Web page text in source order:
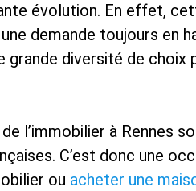
évolution. En effet,
demande toujours en
diversité de choix
l’immobilier à Rennes
C’est donc une
ou acheter une